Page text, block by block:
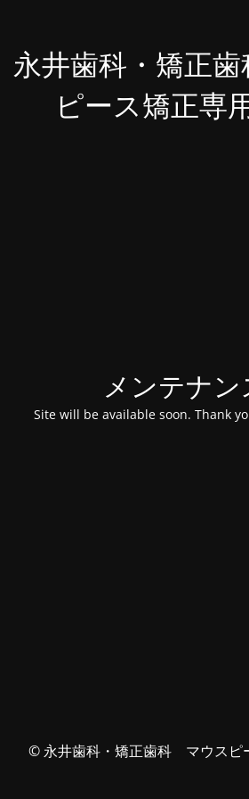
永井歯科・矯正
ピース矯正専
メンテナン
Site will be available soon. Thank
© 永井歯科・矯正歯科 マウスピ